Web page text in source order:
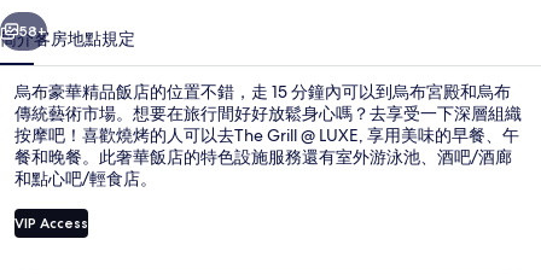
店
的
相
片
集
個 下一個
58+
簡介客房地點規定
烏布豪華精品飯店的位置不錯，走 15 分鐘內可以到烏布宮殿和烏布
傳統藝術市場。想要在旅行間好好放鬆身心嗎？去享受一下深層組織
按摩吧！喜歡燒烤的人可以去The Grill @ LUXE, 享用美味的早餐、午
餐和晚餐。此奢華飯店的特色設施服務還有室外游泳池、酒吧/酒廊
和點心吧/輕食店。
VIP Access